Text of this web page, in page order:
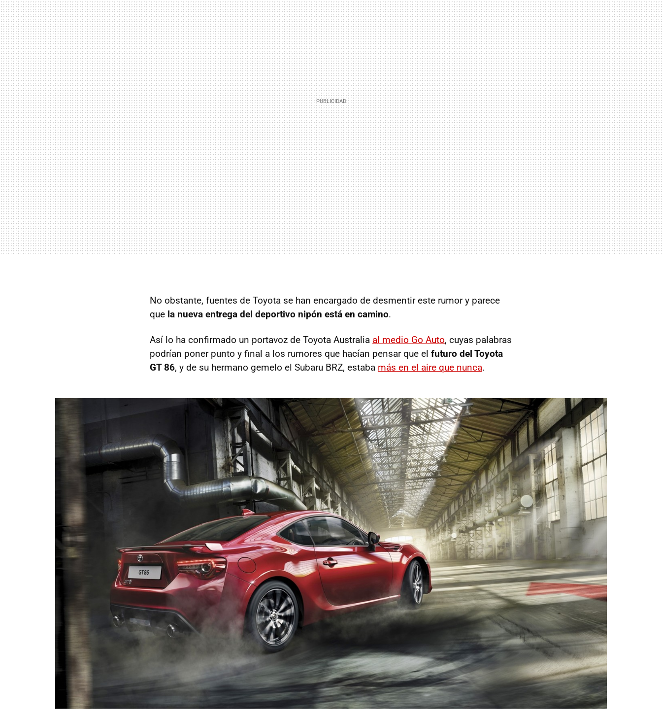
No obstante, fuentes de Toyota se han encargado de desmentir este rumor y parece
que la nueva entrega del deportivo nipón está en camino.
Así lo ha confirmado un portavoz de Toyota Australia al medio Go Auto, cuyas palabras
podrían poner punto y final a los rumores que hacían pensar que el futuro del Toyota
GT 86, y de su hermano gemelo el Subaru BRZ, estaba más en el aire que nunca.